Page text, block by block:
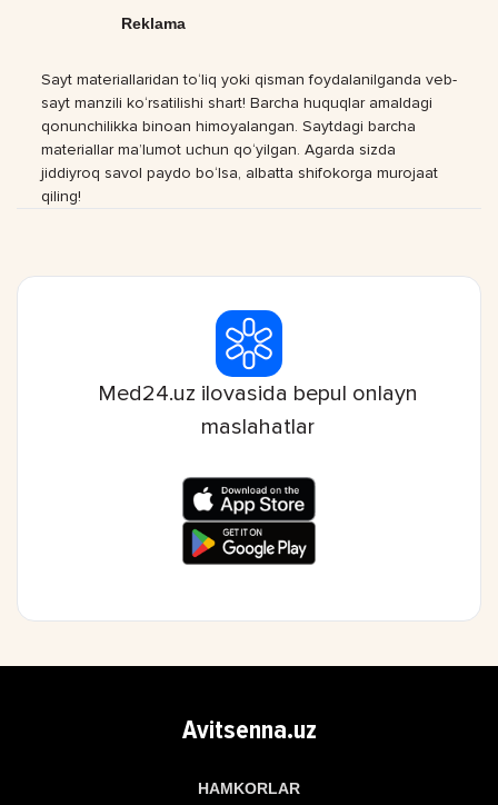
Reklama
Sayt materiallaridan to‘liq yoki qisman foydalanilganda veb-
sayt manzili ko‘rsatilishi shart! Barcha huquqlar amaldagi
qonunchilikka binoan himoyalangan. Saytdagi barcha
materiallar ma’lumot uchun qo‘yilgan. Agarda sizda
jiddiyroq savol paydo bo‘lsa, albatta shifokorga murojaat
qiling!
Med24.uz ilovasida bepul onlayn
maslahatlar
Avitsenna.uz
HAMKORLAR